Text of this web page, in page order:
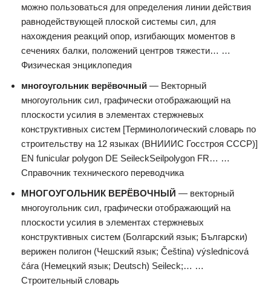
можно пользоваться для определения линии действия
равнодействующей плоской системы сил, для
нахождения реакций опор, изгибающих моментов в
сечениях балки, положений центров тяжести… …
Физическая энциклопедия
многоугольник верёвочный — Векторный
многоугольник сил, графически отображающий на
плоскости усилия в элементах стержневых
конструктивных систем [Терминологический словарь по
строительству на 12 языках (ВНИИИС Госстроя СССР)]
EN funicular polygon DE SeileckSeilpolygon FR… …
Справочник технического переводчика
МНОГОУГОЛЬНИК ВЕРЁВОЧНЫЙ — векторный
многоугольник сил, графически отображающий на
плоскости усилия в элементах стержневых
конструктивных систем (Болгарский язык; Български)
верижен полигон (Чешский язык; Čeština) výslednicová
čára (Немецкий язык; Deutsch) Seileck;… …
Строительный словарь